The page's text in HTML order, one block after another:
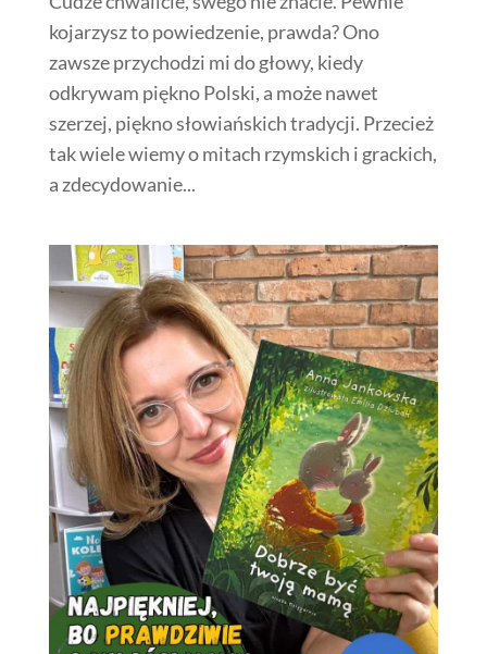
kojarzysz to powiedzenie, prawda? Ono
zawsze przychodzi mi do głowy, kiedy
odkrywam piękno Polski, a może nawet
szerzej, piękno słowiańskich tradycji. Przecież
tak wiele wiemy o mitach rzymskich i grackich,
a zdecydowanie...